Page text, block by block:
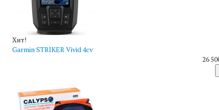
Хит!
Garmin STRIKER Vivid 4cv
26